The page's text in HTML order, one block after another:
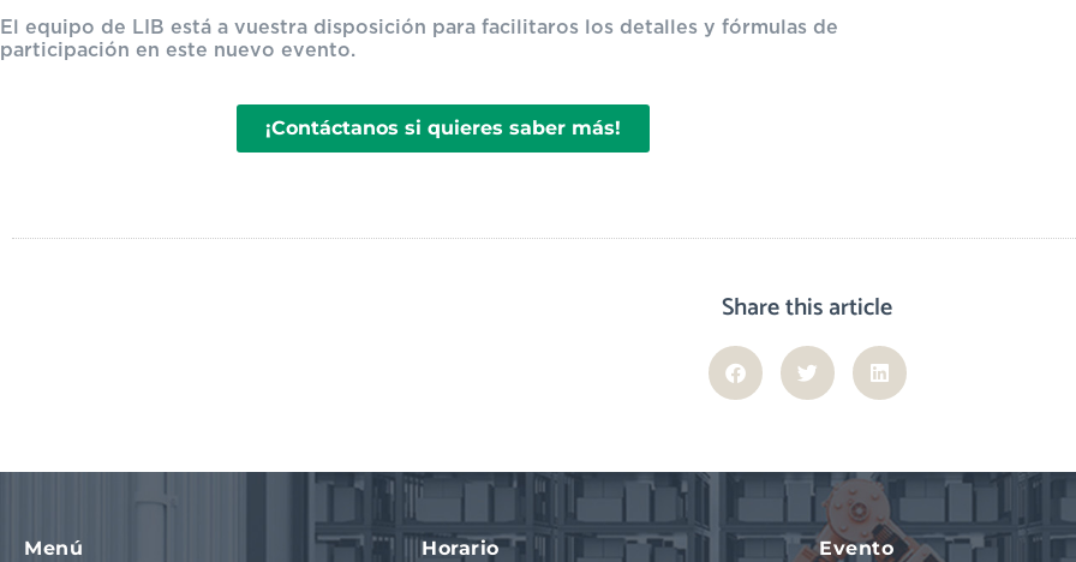
El equipo de LIB está a vuestra disposición para facilitaros los detalles y fórmulas de
participación en este nuevo evento.
¡Contáctanos si quieres saber más!
Share this article
Menú Horario Evento